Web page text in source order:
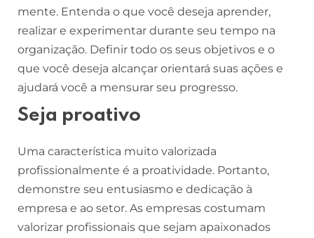
mente. Entenda o que você deseja aprender,
realizar e experimentar durante seu tempo na
organização. Definir todo os seus objetivos e o
que você deseja alcançar orientará suas ações e
ajudará você a mensurar seu progresso.
Seja proativo
Uma característica muito valorizada
profissionalmente é a proatividade. Portanto,
demonstre seu entusiasmo e dedicação à
empresa e ao setor. As empresas costumam
valorizar profissionais que sejam apaixonados